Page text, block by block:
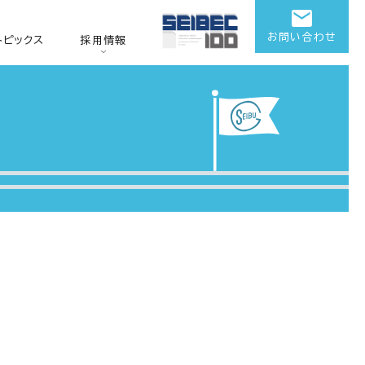
ピックス 採用情報 お問い合わせ